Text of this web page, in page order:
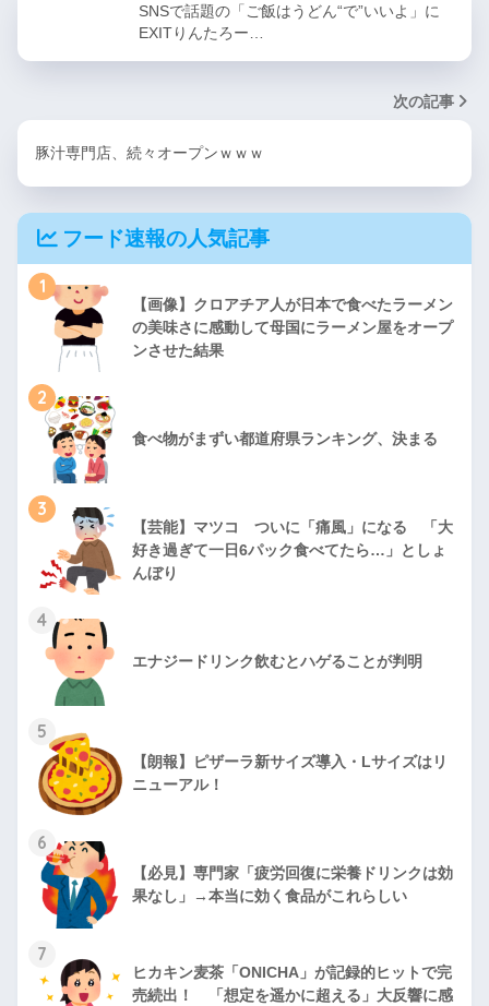
SNSで話題の「ご飯はうどん“で”いいよ」に
EXITりんたろー…
次の記事
豚汁専門店、続々オープンｗｗｗ
フード速報の人気記事
1
【画像】クロアチア人が日本で食べたラーメン
の美味さに感動して母国にラーメン屋をオープ
ンさせた結果
2
食べ物がまずい都道府県ランキング、決まる
3
【芸能】マツコ ついに「痛風」になる 「大
好き過ぎて一日6パック食べてたら…」としょ
んぼり
4
エナジードリンク飲むとハゲることが判明
5
【朗報】ピザーラ新サイズ導入・Lサイズはリ
ニューアル！
6
【必見】専門家「疲労回復に栄養ドリンクは効
果なし」→本当に効く食品がこれらしい
7
ヒカキン麦茶「ONICHA」が記録的ヒットで完
売続出！ 「想定を遥かに超える」大反響に感